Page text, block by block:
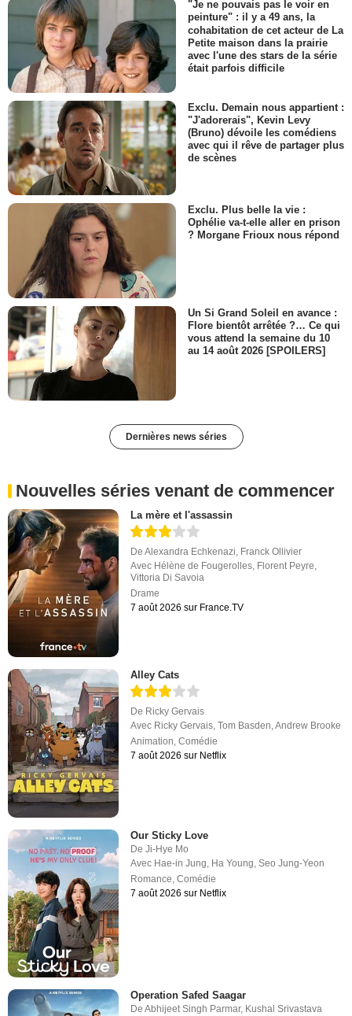
"Je ne pouvais pas le voir en
peinture" : il y a 49 ans, la
cohabitation de cet acteur de La
Petite maison dans la prairie
avec l'une des stars de la série
était parfois difficile
Exclu. Demain nous appartient :
"J'adorerais", Kevin Levy
(Bruno) dévoile les comédiens
avec qui il rêve de partager plus
de scènes
Exclu. Plus belle la vie :
Ophélie va-t-elle aller en prison
? Morgane Frioux nous répond
Un Si Grand Soleil en avance :
Flore bientôt arrêtée ?… Ce qui
vous attend la semaine du 10
au 14 août 2026 [SPOILERS]
Dernières news séries
Nouvelles séries venant de commencer
La mère et l'assassin
DeAlexandra Echkenazi, Franck Ollivier
Avec Hélène de Fougerolles, Florent Peyre,
Vittoria Di Savoia
Drame
7 août 2026 sur France.TV
Alley Cats
De Ricky Gervais
Avec Ricky Gervais,Tom Basden,Andrew Brooke
Animation,Comédie
7 août 2026 sur Netflix
Our Sticky Love
DeJi-Hye Mo
Avec Hae-in Jung Ha Young ,Seo Jung-Yeon
Romance ,Comédie
7 août 2026 sur Netflix
Operation Safed Saagar
DeAbhijeet Singh Parmar, Kushal Srivastava